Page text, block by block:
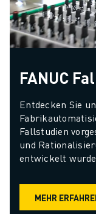
FANUC
Entdecken Sie
Fallstudien
und
entwickelt
MEHR